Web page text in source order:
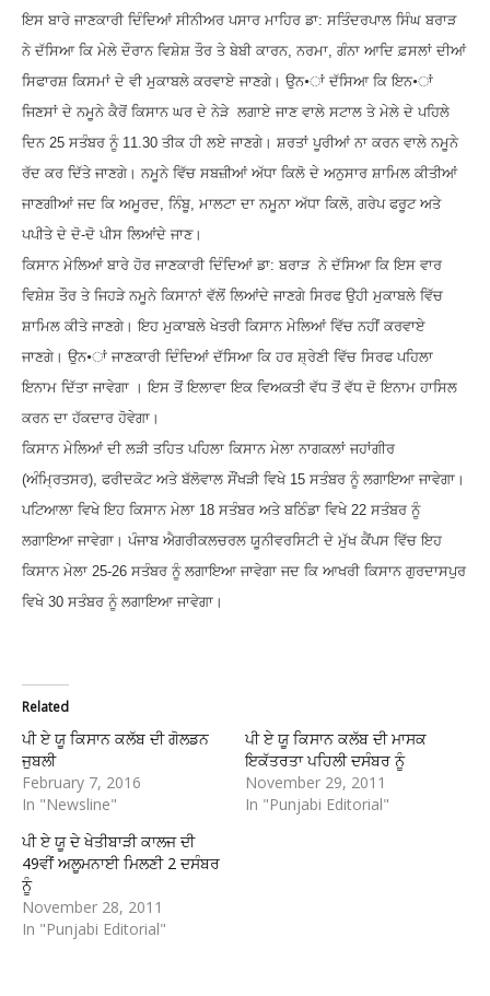
ਇਸ ਬਾਰੇ ਜਾਣਕਾਰੀ ਦਿੰਦਿਆਂ ਸੀਨੀਅਰ ਪਸਾਰ ਮਾਹਿਰ ਡਾ: ਸਤਿੰਦਰਪਾਲ ਸਿੰਘ ਬਰਾੜ
ਨੇ ਦੱਸਿਆ ਕਿ ਮੇਲੇ ਦੌਰਾਨ ਵਿਸ਼ੇਸ਼ ਤੌਰ ਤੇ ਬੇਬੀ ਕਾਰਨ, ਨਰਮਾ, ਗੰਨਾ ਆਦਿ ਫ਼ਸਲਾਂ ਦੀਆਂ
ਸਿਫਾਰਸ਼ ਕਿਸਮਾਂ ਦੇ ਵੀ ਮੁਕਾਬਲੇ ਕਰਵਾਏ ਜਾਣਗੇ। ਉਨ•ਾਂ ਦੱਸਿਆ ਕਿ ਇਨ•ਾਂ
ਜਿਣਸਾਂ ਦੇ ਨਮੂਨੇ ਕੈਰੋਂ ਕਿਸਾਨ ਘਰ ਦੇ ਨੇੜੇ ਲਗਾਏ ਜਾਣ ਵਾਲੇ ਸਟਾਲ ਤੇ ਮੇਲੇ ਦੇ ਪਹਿਲੇ
ਦਿਨ 25 ਸਤੰਬਰ ਨੂੰ 11.30 ਤੀਕ ਹੀ ਲਏ ਜਾਣਗੇ। ਸ਼ਰਤਾਂ ਪੂਰੀਆਂ ਨਾ ਕਰਨ ਵਾਲੇ ਨਮੂਨੇ
ਰੱਦ ਕਰ ਦਿੱਤੇ ਜਾਣਗੇ। ਨਮੂਨੇ ਵਿੱਚ ਸਬਜ਼ੀਆਂ ਅੱਧਾ ਕਿਲੋ ਦੇ ਅਨੁਸਾਰ ਸ਼ਾਮਿਲ ਕੀਤੀਆਂ
ਜਾਣਗੀਆਂ ਜਦ ਕਿ ਅਮੂਰਦ, ਨਿੰਬੂ, ਮਾਲਟਾ ਦਾ ਨਮੂਨਾ ਅੱਧਾ ਕਿਲੋ, ਗਰੇਪ ਫਰੂਟ ਅਤੇ
ਪਪੀਤੇ ਦੇ ਦੋ-ਦੋ ਪੀਸ ਲਿਆਂਦੇ ਜਾਣ।
ਕਿਸਾਨ ਮੇਲਿਆਂ ਬਾਰੇ ਹੋਰ ਜਾਣਕਾਰੀ ਦਿੰਦਿਆਂ ਡਾ: ਬਰਾੜ ਨੇ ਦੱਸਿਆ ਕਿ ਇਸ ਵਾਰ
ਵਿਸ਼ੇਸ਼ ਤੌਰ ਤੇ ਜਿਹੜੇ ਨਮੂਨੇ ਕਿਸਾਨਾਂ ਵੱਲੋਂ ਲਿਆਂਦੇ ਜਾਣਗੇ ਸਿਰਫ ਉਹੀ ਮੁਕਾਬਲੇ ਵਿੱਚ
ਸ਼ਾਮਿਲ ਕੀਤੇ ਜਾਣਗੇ। ਇਹ ਮੁਕਾਬਲੇ ਖੇਤਰੀ ਕਿਸਾਨ ਮੇਲਿਆਂ ਵਿੱਚ ਨਹੀਂ ਕਰਵਾਏ
ਜਾਣਗੇ। ਉਨ•ਾਂ ਜਾਣਕਾਰੀ ਦਿੰਦਿਆਂ ਦੱਸਿਆ ਕਿ ਹਰ ਸ਼੍ਰੇਣੀ ਵਿੱਚ ਸਿਰਫ ਪਹਿਲਾ
ਇਨਾਮ ਦਿੱਤਾ ਜਾਵੇਗਾ । ਇਸ ਤੋਂ ਇਲਾਵਾ ਇਕ ਵਿਅਕਤੀ ਵੱਧ ਤੋਂ ਵੱਧ ਦੋ ਇਨਾਮ ਹਾਸਿਲ
ਕਰਨ ਦਾ ਹੱਕਦਾਰ ਹੋਵੇਗਾ।
ਕਿਸਾਨ ਮੇਲਿਆਂ ਦੀ ਲੜੀ ਤਹਿਤ ਪਹਿਲਾ ਕਿਸਾਨ ਮੇਲਾ ਨਾਗਕਲਾਂ ਜਹਾਂਗੀਰ
(ਅੰਮ੍ਰਿਤਸਰ), ਫਰੀਦਕੋਟ ਅਤੇ ਬੱਲੋਵਾਲ ਸੌਂਖੜੀ ਵਿਖੇ 15 ਸਤੰਬਰ ਨੂੰ ਲਗਾਇਆ ਜਾਵੇਗਾ।
ਪਟਿਆਲਾ ਵਿਖੇ ਇਹ ਕਿਸਾਨ ਮੇਲਾ 18 ਸਤੰਬਰ ਅਤੇ ਬਠਿੰਡਾ ਵਿਖੇ 22 ਸਤੰਬਰ ਨੂੰ
ਲਗਾਇਆ ਜਾਵੇਗਾ। ਪੰਜਾਬ ਐਗਰੀਕਲਚਰਲ ਯੂਨੀਵਰਸਿਟੀ ਦੇ ਮੁੱਖ ਕੈਂਪਸ ਵਿੱਚ ਇਹ
ਕਿਸਾਨ ਮੇਲਾ 25-26 ਸਤੰਬਰ ਨੂੰ ਲਗਾਇਆ ਜਾਵੇਗਾ ਜਦ ਕਿ ਆਖਰੀ ਕਿਸਾਨ ਗੁਰਦਾਸਪੁਰ
ਵਿਖੇ 30 ਸਤੰਬਰ ਨੂੰ ਲਗਾਇਆ ਜਾਵੇਗਾ।
Related
ਪੀ ਏ ਯੂ ਕਿਸਾਨ ਕਲੱਬ ਦੀ ਗੋਲਡਨ
ਜੁਬਲੀ
February 7, 2016
In "Newsline"
ਪੀ ਏ ਯੂ ਕਿਸਾਨ ਕਲੱਬ ਦੀ ਮਾਸਕ
ਇਕੱਤਰਤਾ ਪਹਿਲੀ ਦਸੰਬਰ ਨੂੰ
November 29, 2011
In "Punjabi Editorial"
ਪੀ ਏ ਯੂ ਦੇ ਖੇਤੀਬਾੜੀ ਕਾਲਜ ਦੀ
49ਵੀਂ ਅਲੂਮਨਾਈ ਮਿਲਣੀ 2 ਦਸੰਬਰ
ਨੂੰ
November 28, 2011
In "Punjabi Editorial"